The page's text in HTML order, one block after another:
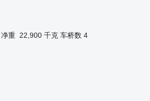
净重 22,900 千克 车桥数 4